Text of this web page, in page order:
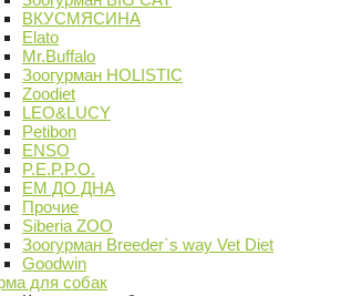
ВКУСМЯСИНА
Elato
Mr.Buffalo
Зоогурман HOLISTIC
Zoodiet
LEO&LUCY
Petibon
ENSO
P.E.P.P.O.
ЕМ ДО ДНА
Прочие
Siberia ZOO
Зоогурман Breeder`s way Vet Diet
Goodwin
для собак